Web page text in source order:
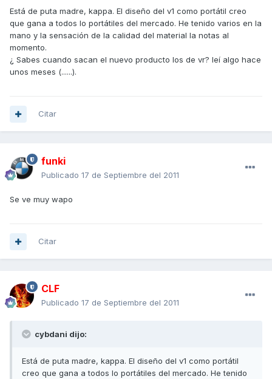
Está de puta madre, kappa. El diseño del v1 como portátil creo
que gana a todos lo portátiles del mercado. He tenido varios en la
mano y la sensación de la calidad del material la notas al
momento.
¿ Sabes cuando sacan el nuevo producto los de vr? leí algo hace
unos meses (......).
Citar
funki
Publicado 17 de Septiembre del 2011
Se ve muy wapo
Citar
CLF
Publicado 17 de Septiembre del 2011
cybdani dijo:
Está de puta madre, kappa. El diseño del v1 como portátil
creo que gana a todos lo portátiles del mercado. He tenido